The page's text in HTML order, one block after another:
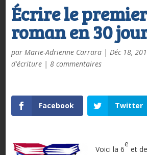
Écrire le
roman en 30
par Marie-Adrienne Carrara| Déc 18,
d'écriture| 8 commentaires
Facebook Twitter
Voici la 6
e
et